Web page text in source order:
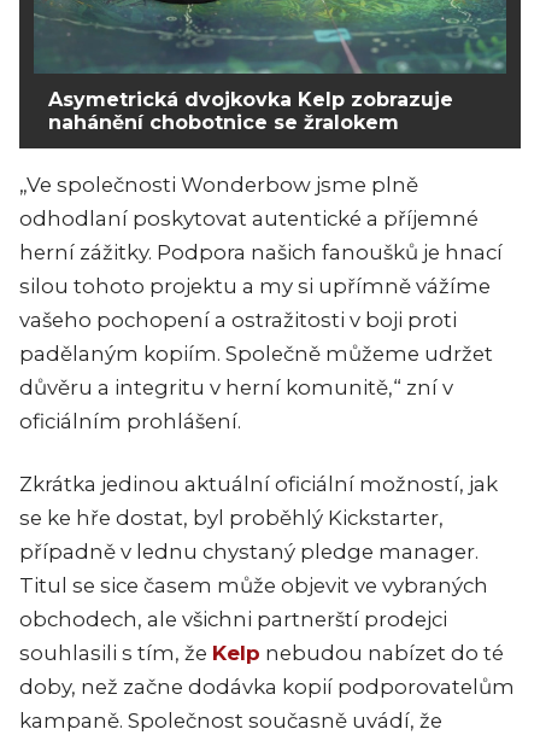
Asymetrická dvojkovka Kelp zobrazuje
nahánění chobotnice se žralokem
„Ve společnosti Wonderbow jsme plně
odhodlaní poskytovat autentické a příjemné
herní zážitky. Podpora našich fanoušků je hnací
silou tohoto projektu a my si upřímně vážíme
vašeho pochopení a ostražitosti v boji proti
padělaným kopiím. Společně můžeme udržet
důvěru a integritu v herní komunitě,“ zní v
oficiálním prohlášení.
Zkrátka jedinou aktuální oficiální možností, jak
se ke hře dostat, byl proběhlý Kickstarter,
případně v lednu chystaný pledge manager.
Titul se sice časem může objevit ve vybraných
obchodech, ale všichni partnerští prodejci
souhlasili s tím, že Kelp nebudou nabízet do té
doby, než začne dodávka kopií podporovatelům
kampaně. Společnost současně uvádí, že